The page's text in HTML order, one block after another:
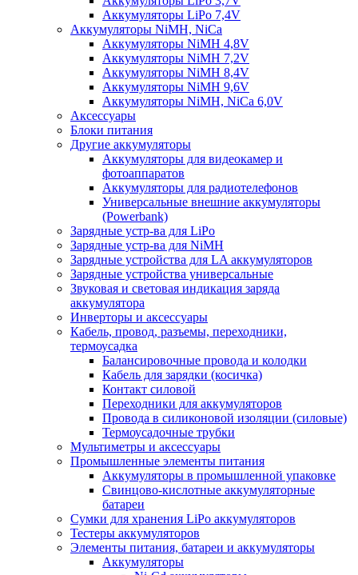
Аккумуляторы LiPo 7,4V
Аккумуляторы NiMH, NiCa
Аккумуляторы NiMH 4,8V
Аккумуляторы NiMH 7,2V
Аккумуляторы NiMH 8,4V
Аккумуляторы NiMH 9,6V
Аккумуляторы NiMH, NiCa 6,0V
Аксессуары
Блоки питания
Другие аккумуляторы
Аккумуляторы для видеокамер и
фотоаппаратов
Аккумуляторы для радиотелефонов
Универсальные внешние аккумуляторы
(Powerbank)
Зарядные устр-ва для LiPo
Зарядные устр-ва для NiMH
Зарядные устройства для LA аккумуляторов
Зарядные устройства универсальные
Звуковая и световая индикация заряда
аккумулятора
Инверторы и аксессуары
Кабель, провод, разъемы, переходники,
термоусадка
Балансировочные провода и колодки
Кабель для зарядки (косичка)
Контакт силовой
Переходники для аккумуляторов
Провода в силиконовой изоляции (силовые)
Термоусадочные трубки
Мультиметры и аксессуары
Промышленные элементы питания
Аккумуляторы в промышленной упаковке
Свинцово-кислотные аккумуляторные
батареи
Сумки для хранения LiPo аккумуляторов
Тестеры аккумуляторов
Элементы питания, батареи и аккумуляторы
Аккумуляторы